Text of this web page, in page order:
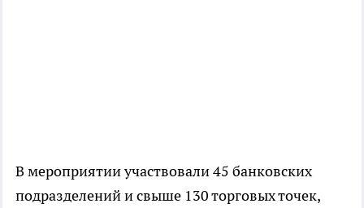
В мероприятии участвовали 45 банковских
подразделений и свыше 130 торговых точек,